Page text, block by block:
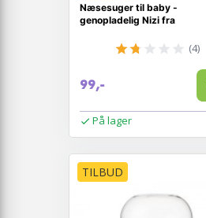
Næsesuger til baby -
genopladelig Nizi fra
(4)
99,-
På lager
TILBUD